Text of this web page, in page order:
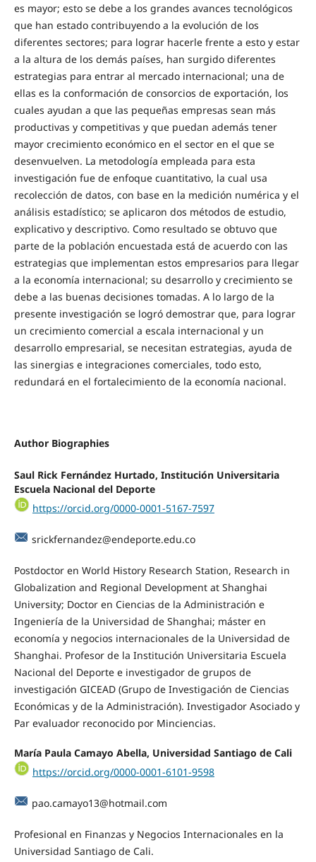
es mayor; esto se debe a los grandes avances tecnológicos
que han estado contribuyendo a la evolución de los
diferentes sectores; para lograr hacerle frente a esto y estar
a la altura de los demás países, han surgido diferentes
estrategias para entrar al mercado internacional; una de
ellas es la conformación de consorcios de exportación, los
cuales ayudan a que las pequeñas empresas sean más
productivas y competitivas y que puedan además tener
mayor crecimiento económico en el sector en el que se
desenvuelven. La metodología empleada para esta
investigación fue de enfoque cuantitativo, la cual usa
recolección de datos, con base en la medición numérica y el
análisis estadístico; se aplicaron dos métodos de estudio,
explicativo y descriptivo. Como resultado se obtuvo que
parte de la población encuestada está de acuerdo con las
estrategias que implementan estos empresarios para llegar
a la economía internacional; su desarrollo y crecimiento se
debe a las buenas decisiones tomadas. A lo largo de la
presente investigación se logró demostrar que, para lograr
un crecimiento comercial a escala internacional y un
desarrollo empresarial, se necesitan estrategias, ayuda de
las sinergias e integraciones comerciales, todo esto,
redundará en el fortalecimiento de la economía nacional.
Author Biographies
Saul Rick Fernández Hurtado, Institución Universitaria
Escuela Nacional del Deporte
https://orcid.org/0000-0001-5167-7597
srickfernandez@endeporte.edu.co
Postdoctor en World History Research Station, Research in
Globalization and Regional Development at Shanghai
University; Doctor en Ciencias de la Administración e
Ingeniería de la Universidad de Shanghai; máster en
economía y negocios internacionales de la Universidad de
Shanghai. Profesor de la Institución Universitaria Escuela
Nacional del Deporte e investigador de grupos de
investigación GICEAD (Grupo de Investigación de Ciencias
Económicas y de la Administración). Investigador Asociado y
Par evaluador reconocido por Minciencias.
María Paula Camayo Abella, Universidad Santiago de Cali
https://orcid.org/0000-0001-6101-9598
pao.camayo13@hotmail.com
Profesional en Finanzas y Negocios Internacionales en la
Universidad Santiago de Cali.